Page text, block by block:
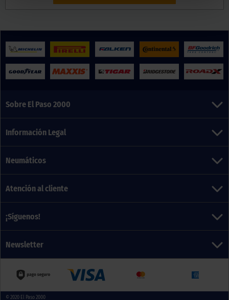
Sobre El Paso 2000
Información Legal
Neumáticos
Atención al cliente
¡Síguenos!
Newsletter
© 2020 El Paso 2000